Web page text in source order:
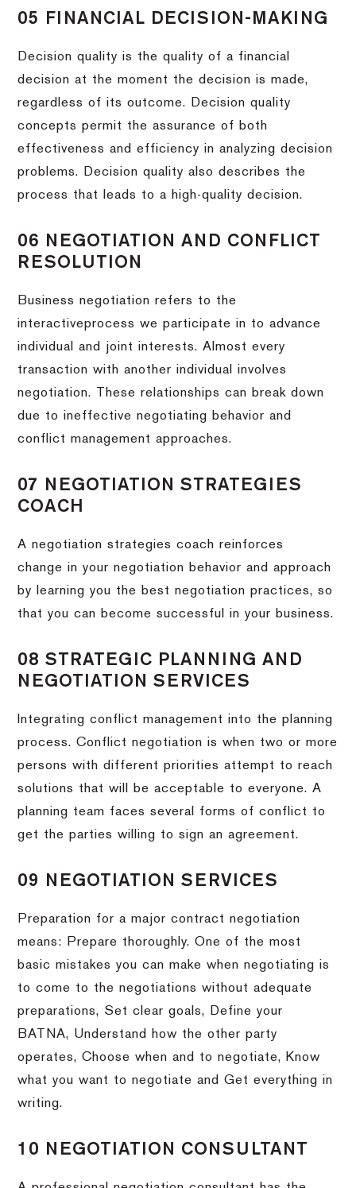
05 FINANCIAL DECISION-MAKING
Decision quality is the quality of a financial
decision at the moment the decision is made,
regardless of its outcome. Decision quality
concepts permit the assurance of both
effectiveness and efficiency in analyzing decision
problems. Decision quality also describes the
process that leads to a high-quality decision.
06 NEGOTIATION AND CONFLICT
RESOLUTION
Business negotiation refers to the
interactiveprocess we participate in to advance
individual and joint interests. Almost every
transaction with another individual involves
negotiation. These relationships can break down
due to ineffective negotiating behavior and
conflict management approaches.
07 NEGOTIATION STRATEGIES
COACH
A negotiation strategies coach reinforces
change in your negotiation behavior and approach
by learning you the best negotiation practices, so
that you can become successful in your business.
08 STRATEGIC PLANNING AND
NEGOTIATION SERVICES
Integrating conflict management into the planning
process. Conflict negotiation is when two or more
persons with different priorities attempt to reach
solutions that will be acceptable to everyone. A
planning team faces several forms of conflict to
get the parties willing to sign an agreement.
09 NEGOTIATION SERVICES
Preparation for a major contract negotiation
means: Prepare thoroughly. One of the most
basic mistakes you can make when negotiating is
to come to the negotiations without adequate
preparations, Set clear goals, Define your
BATNA, Understand how the other party
operates, Choose when and to negotiate, Know
what you want to negotiate and Get everything in
writing.
10 NEGOTIATION CONSULTANT